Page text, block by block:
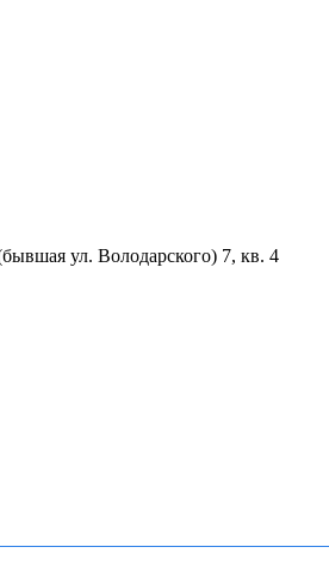
ул. Володарского) 7, кв. 4